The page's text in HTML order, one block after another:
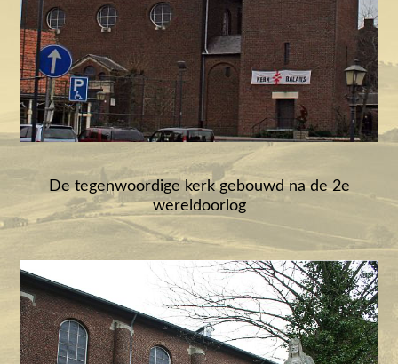
De tegenwoordige kerk gebouwd na de 2e
wereldoorlog